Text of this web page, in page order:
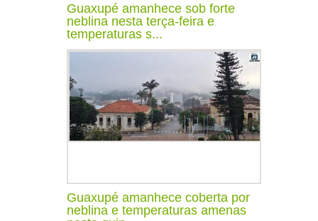
Guaxupé amanhece sob forte
neblina nesta terça-feira e
temperaturas s...
Guaxupé amanhece coberta por
neblina e temperaturas amenas